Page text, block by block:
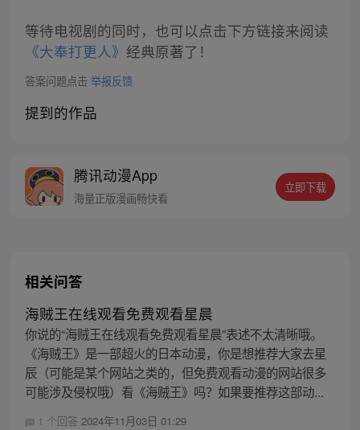
等待电视剧的同时，也可以点击下方链接来阅读
《大奉打更人》 经典原著了！
答案问题点击 举报反馈
提到的作品
腾讯动漫App
海量正版漫画畅快看
立即下载
相关问答
海贼王在线观看免费观看星晨
你说的“海贼王在线观看免费观看星晨”表述不太清晰哦。
《海贼王》是一部超火的日本动漫，你是想推荐大家去星
辰（可能是某个网站之类的，但免费观看动漫的网站很多
可能涉及侵权哦）看《海贼王》吗？如果要推荐这部动...
1 个回答 2024年11月03日 01:29